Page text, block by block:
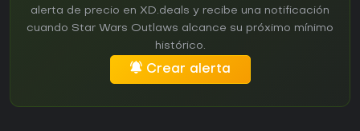
alerta de precio en XD.deals y recibe una notificación
cuando Star Wars Outlaws alcance su próximo mínimo
histórico.
Crear alerta